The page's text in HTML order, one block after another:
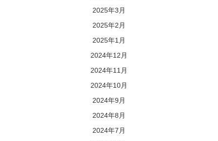
2025年3月
2025年2月
2025年1月
2024年12月
2024年11月
2024年10月
2024年9月
2024年8月
2024年7月